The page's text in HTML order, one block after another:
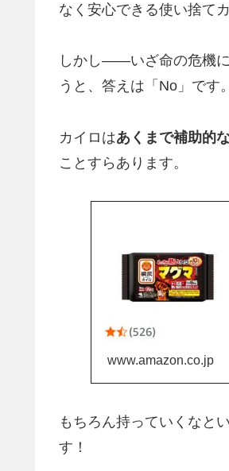
なく安心できる使い捨てカ
しかし――いざ命の危機
うと、答えは「No」です。
カイロはあくまで補助的
ことすらあります。
www.amazon.co.jp
もちろん持っていくなと
す！